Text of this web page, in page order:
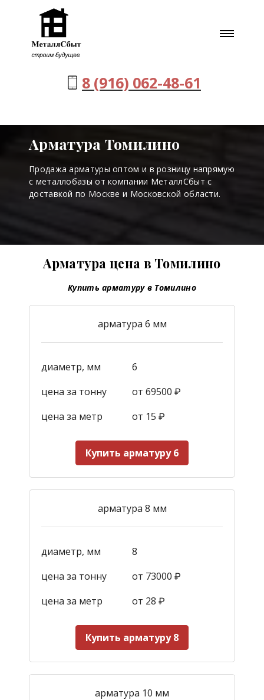
8 (916) 062-48-61
Арматура Томилино
Продажа арматуры оптом и в розницу напрямую
с металлобазы от компании МеталлСбыт с
доставкой по Москве и Московской области.
Арматура цена в Томилино
Купить арматуру в Томилино
арматура 6 мм
диаметр, мм
6
цена за тонну
от 69500 ₽
цена за метр
от 15 ₽
Купить арматуру 6
арматура 8 мм
диаметр, мм
8
цена за тонну
от 73000 ₽
цена за метр
от 28 ₽
Купить арматуру 8
арматура 10 мм